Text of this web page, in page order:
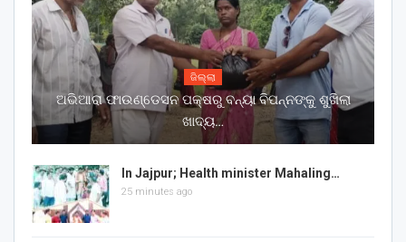
ଜିଲ୍ଲା
ଅଭିଆରା ଫାଉଣ୍ଡେସନ ପକ୍ଷରୁ ବନ୍ୟା ବିପନ୍ନଙ୍କୁ ଶୁଖିଲା
ଖାଦ୍ୟ…
In Jajpur; Health minister Mahaling…
25 minutes ago